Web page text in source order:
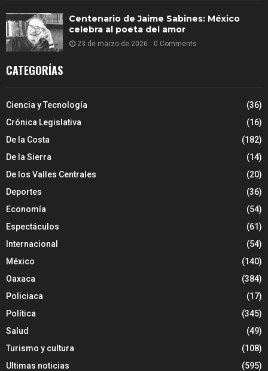
Centenario de Jaime Sabines: México
celebra al poeta del amor
23 de marzo de 2026 0 Comments
CATEGORÍAS
Ciencia y Tecnología
(36)
Crónica Legislativa
(16)
De la Costa
(182)
De la Sierra
(14)
De los Valles Centrales
(20)
Deportes
(36)
Economía
(54)
Espectáculos
(61)
Internacional
(54)
México
(140)
Oaxaca
(384)
Policiaca
(17)
Política
(345)
Salud
(49)
Turismo y cultura
(108)
Ultimas noticias
(595)